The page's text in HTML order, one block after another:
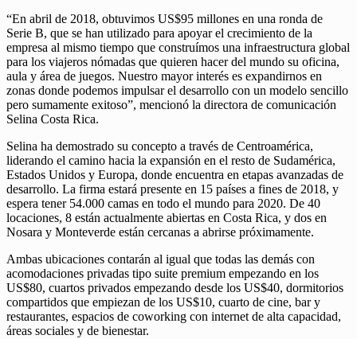
“En abril de 2018, obtuvimos US$95 millones en una ronda de
Serie B, que se han utilizado para apoyar el crecimiento de la
empresa al mismo tiempo que construímos una infraestructura global
para los viajeros nómadas que quieren hacer del mundo su oficina,
aula y área de juegos. Nuestro mayor interés es expandirnos en
zonas donde podemos impulsar el desarrollo con un modelo sencillo
pero sumamente exitoso”, mencionó la directora de comunicación
Selina Costa Rica.
Selina ha demostrado su concepto a través de Centroamérica,
liderando el camino hacia la expansión en el resto de Sudamérica,
Estados Unidos y Europa, donde encuentra en etapas avanzadas de
desarrollo. La firma estará presente en 15 países a fines de 2018, y
espera tener 54.000 camas en todo el mundo para 2020. De 40
locaciones, 8 están actualmente abiertas en Costa Rica, y dos en
Nosara y Monteverde están cercanas a abrirse próximamente.
Ambas ubicaciones contarán al igual que todas las demás con
acomodaciones privadas tipo suite premium empezando en los
US$80, cuartos privados empezando desde los US$40, dormitorios
compartidos que empiezan de los US$10, cuarto de cine, bar y
restaurantes, espacios de coworking con internet de alta capacidad,
áreas sociales y de bienestar.